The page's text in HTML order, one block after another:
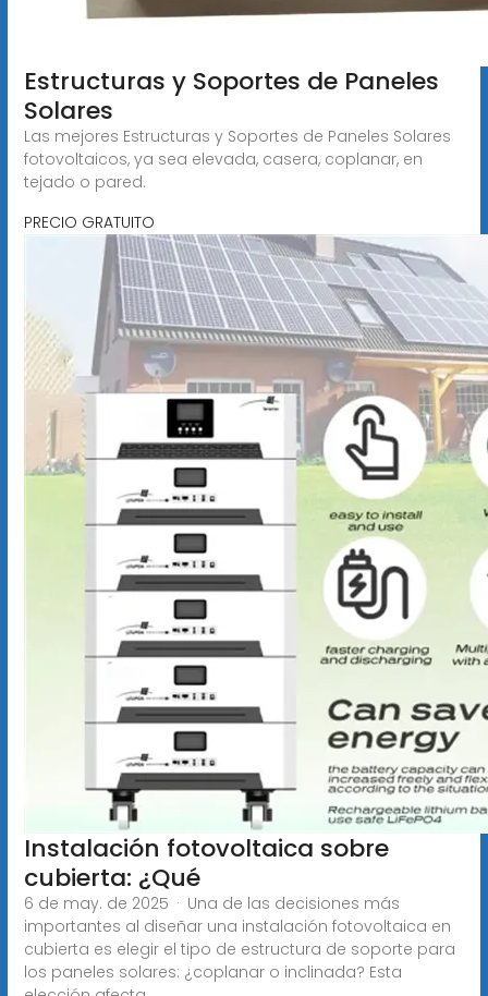
Estructuras y Soportes de Paneles
Solares
Las mejores Estructuras y Soportes de Paneles Solares
fotovoltaicos, ya sea elevada, casera, coplanar, en
tejado o pared.
PRECIO GRATUITO
Instalación fotovoltaica sobre
cubierta: ¿Qué
6 de may. de 2025 · Una de las decisiones más
importantes al diseñar una instalación fotovoltaica en
cubierta es elegir el tipo de estructura de soporte para
los paneles solares: ¿coplanar o inclinada? Esta